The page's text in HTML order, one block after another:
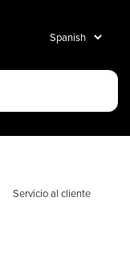
Servicio al cliente